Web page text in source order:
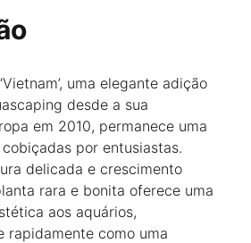
uma elegante adição
desde a sua
em 2010, permanece uma
por entusiastas.
delicada e crescimento
rara e bonita oferece uma
aos aquários,
rapidamente como uma